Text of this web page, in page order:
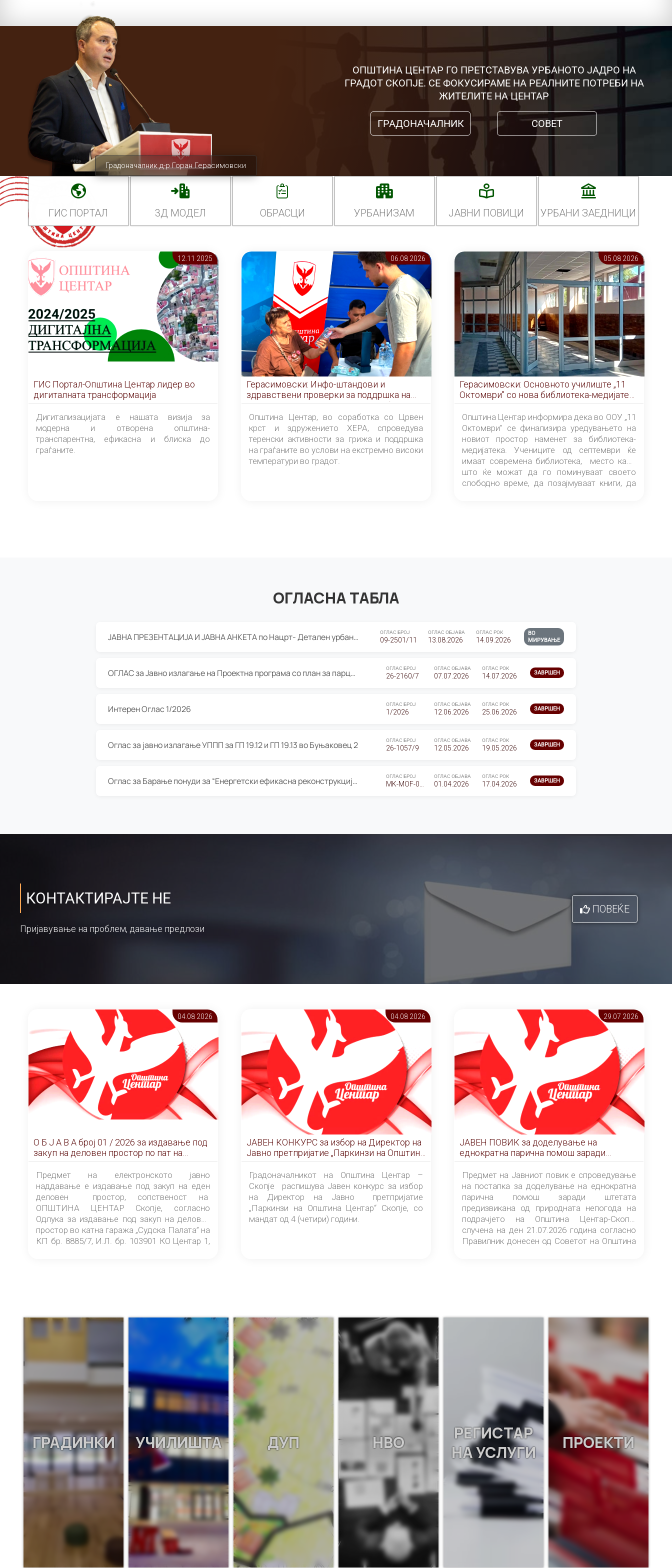
Градоначалник д-р Горан Герасимовски
ОПШТИНА ЦЕНТАР ГО ПРЕТСТАВУВА УРБАНОТО ЈАДРО НА
ГРАДОТ СКОПЈЕ. СЕ ФОКУСИРАМЕ НА РЕАЛНИТЕ ПОТРЕБИ НА
ЖИТЕЛИТЕ НА ЦЕНТАР
ГРАДОНАЧАЛНИК СОВЕТ
ГИС ПОРТАЛ 3Д МОДЕЛ ОБРАСЦИ УРБАНИЗАМ ЈАВНИ ПОВИЦИ УРБАНИ ЗАЕДНИЦИ
12.11 2025
ГИС Портал-Општина Центар лидер во
дигиталната трансформација
Дигитализацијата е нашата визија за
модерна и отворена општина-
транспарентна, ефикасна и блиска до
граѓаните.
06.08 2026
Герасимовски: Инфо-штандови и
здравствени проверки за поддршка на
граѓаните во услови на топлотен бран
Општина Центар, во соработка со Црвен
крст и здружението ХЕРА, спроведува
теренски активности за грижа и поддршка
на граѓаните во услови на екстремно високи
температури во градот.
05.08 2026
Герасимовски: Основното училиште „11
Октомври" со нова библиотека-медијатека
од септември
Општина Центар информира дека во ООУ „11
Октомври" се финализира уредувањето на
новиот простор наменет за библиотека-
медијатека. Учениците од септември ќе
имаат современа библиотека, место каде
што ќе можат да го поминуваат своето
слободно време, да позајмуваат книги, да
ОГЛАСНА ТАБЛА
ЈАВНА ПРЕЗЕНТАЦИЈА И ЈАВНА АНКЕТА по Нацрт- Детален урбанистички план Градска четврт Ј 05- Барутана, Општина Центар- Скопје, плански период 2025-2030 ОГЛАС БРОЈ
09-2501/11
ОГЛАС ОБЈАВА
13.08.2026
ОГЛАС РОК
14.09.2026
ВО
МИРУВАЊЕ
ОГЛАС за Јавно излагање на Проектна програма со план за парцелација за Урбанистички проект со план за парцелација за спојување на ГП 20.12 и ГП 20.37 од Изменување и дополнување на Детален урбанистички план Буњаковец 2, Општина Центар – Скопје ОГЛАС БРОЈ
26-2160/7
ОГЛАС ОБЈАВА
07.07.2026
ОГЛАС РОК
14.07.2026 ЗАВРШЕН
Интерен Оглас 1/2026 ОГЛАС БРОЈ
1/2026
ОГЛАС ОБЈАВА
12.06.2026
ОГЛАС РОК
25.06.2026 ЗАВРШЕН
Оглас за јавно излагање УППП за ГП 19.12 и ГП 19.13 во Буњаковец 2 ОГЛАС БРОЈ
26-1057/9
ОГЛАС ОБЈАВА
12.05.2026
ОГЛАС РОК
19.05.2026 ЗАВРШЕН
Оглас за Барање понуди за “Енергетски ефикасна реконструкција на објектот ООУ „Св. Кирил и Методиј" ОГЛАС БРОЈ ОГЛАС ОБЈАВА
01.04.2026
ОГЛАС РОК
17.04.2026 ЗАВРШЕН
КОНТАКТИРАЈТЕ НЕ
Пријавување на проблем, давање предлози
ПОВЕЌЕ
04.08 2026
О Б Ј А В А брoj 01 / 2026 за издавање под
закуп на деловен простор по пат на
ЕЛЕКТРОНСКО ЈАВНО НАДДАВАЊЕ
Предмет на електронското јавно
наддавање е издавање под закуп на еден
деловен простор, сопственост на
ОПШТИНА ЦЕНТАР Скопје, согласно
Одлука за издавање под закуп на деловен
простор во катна гаража „Судска Палата” на
КП бр. 8885/7, И.Л. бр. 103901 КО Центар 1,
понудувач.
04.08 2026
ЈАВЕН КОНКУРС за избор на Директор на
Јавно претпријатие „Паркинзи на Општина
Центар“ – Скопје
Градоначалникот на Општина Центар –
Скопје распишува Јавен конкурс за избор
на Директор на Јавно претпријатие
„Паркинзи на Општина Центар“ Скопје, со
мандат од 4 (четири) години.
29.07 2026
ЈАВЕН ПОВИК за доделување на
еднократна парична помош заради
штетата предизвикана од природната
непогода на подрачјето на Општина
Центар-Скопје случена на ден 21.07.2026
година
Предмет на Јавниот повик е спроведување
на постапка за доделување на еднократна
парична помош заради штетата
предизвикана од природната непогода на
подрачјето на Општина Центар-Скопје
случена на ден 21.07.2026 година согласно
Правилник донесен од Советот на Општина
ГРАДИНКИ УЧИЛИШТА ДУП НВО
РЕГИСТАР
НА УСЛУГИ
ПРОЕКТИ